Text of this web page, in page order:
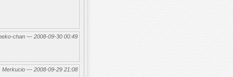
chan — 2008-09-30 00:49
Merkucio — 2008-09-29 21:08